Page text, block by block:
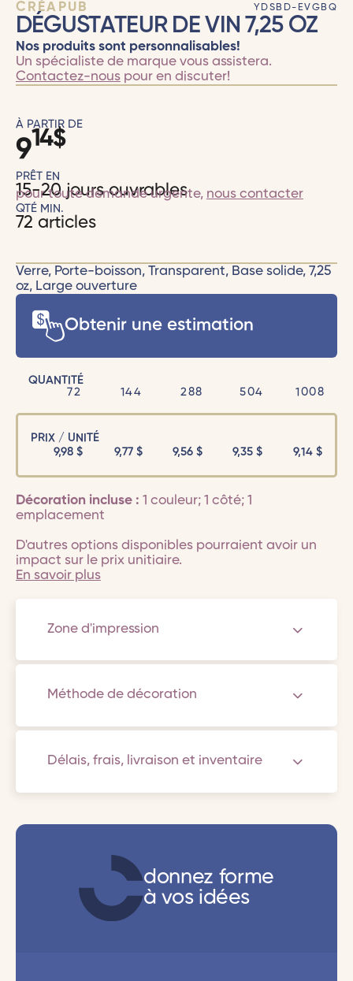
CRÉAPUB YDSBD-EVGBQ
DÉGUSTATEUR DE VIN 7,25 OZ
Nos produits sont personnalisables!
Un spécialiste de marque vous assistera.
Contactez-nouspour en discuter!
À PARTIR DE
914$
PRÊT EN
15-20 jours ouvrables
pour toute demande urgente, nous contacter
QTÉ MIN.
72 articles
Verre, Porte-boisson, Transparent, Base solide, 7,25
oz, Large ouverture
Obtenir une estimation
QUANTITÉ
72
144 288 504 1008
PRIX / UNITÉ
9,98 $ 9,77 $ 9,56$ 9,35$ 9,14$
Décoration incluse : 1 couleur; 1 côté; 1
emplacement
D'autres options disponibles pourraient avoir un
impact sur le prix unitiaire.
En savoir plus
Zone d'impression
Méthode de décoration
Délais, frais, livraison et inventaire
donnez forme
à vos idées